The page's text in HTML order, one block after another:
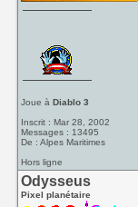
Joue àDiablo 3
Inscrit : Mar 28, 2002
Messages : 13495
De : Alpes Maritimes
Hors ligne
Odysseus
Pixel planétaire